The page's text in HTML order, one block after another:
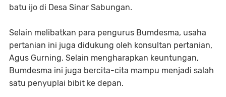
batu ijo di Desa Sinar Sabungan.
Selain melibatkan para pengurus Bumdesma, usaha
pertanian ini juga didukung oleh konsultan pertanian,
Agus Gurning. Selain mengharapkan keuntungan,
Bumdesma ini juga bercita-cita mampu menjadi salah
satu penyuplai bibit ke depan.